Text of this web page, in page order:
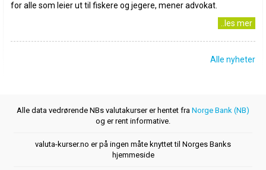
for alle som leier ut til fiskere og jegere, mener advokat.
..les mer
Alle nyheter
Alle data vedrørende NBs valutakurser er hentet fra Norge Bank (NB)
og er rent informative.
valuta-kurser.no er på ingen måte knyttet til Norges Banks
hjemmeside